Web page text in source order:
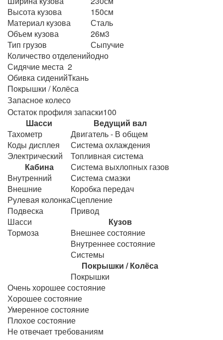
Высота кузова
150см
Материал кузова
Сталь
Объем кузова
26м3
Тип грузов
Сыпучие
Количество отделенийодно
Сидячие места 2
Обивка сиденийТкань
Покрышки / Колёса
Запасное колесо
Остаток профиля запаски100
Шасси
Ведущий вал
Тахометр
Двигатель - В общем
Коды дисплея
Система охлаждения
Электрический
Топливная система
Кабина
Система выхлопных газов
Внутренний
Система смазки
Внешние
Коробка передач
Рулевая колонкаСцепление
Подвеска
Привод
Шасси
Кузов
Тормоза
Внешнее состояние
Внутреннее состояние
Системы
Покрышки / Колёса
Покрышки
Очень хорошее состояние
Хорошее состояние
Умеренное состояние
Плохое состояние
Не отвечает требованиям